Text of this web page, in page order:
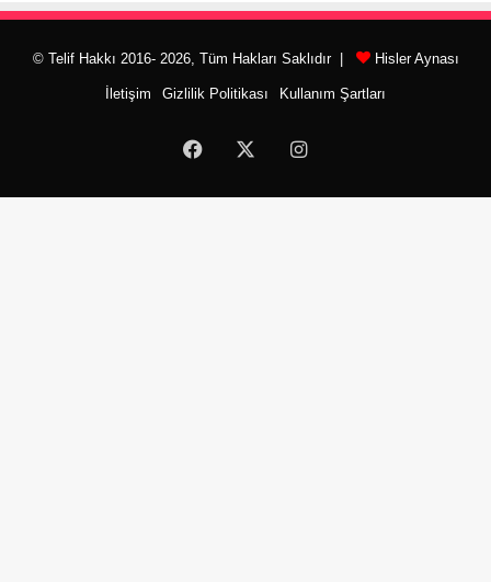
© Telif Hakkı 2016- 2026, Tüm Hakları Saklıdır | Hisler Aynası
İletişim Gizlilik Politikası Kullanım Şartları
Facebook Instagram